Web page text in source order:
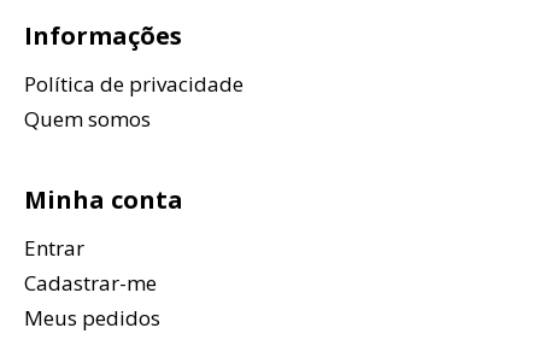
Informações
Política de privacidade
Quem somos
Minha conta
Entrar
Cadastrar-me
Meus pedidos